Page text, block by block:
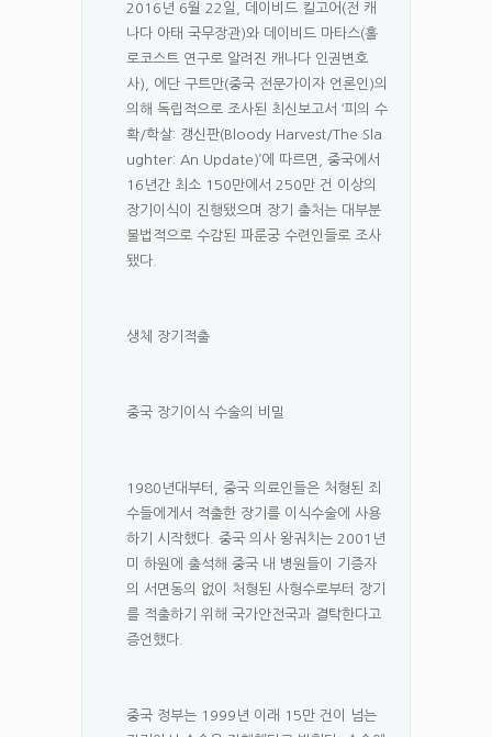
2016년 6월 22일, 데이비드 킬고어(전 캐
나다 아태 국무장관)와 데이비드 마타스(홀
로코스트 연구로 알려진 캐나다 인권변호
사), 에단 구트만(중국 전문가이자 언론인)의
의해 독립적으로 조사된 최신보고서 ‘피의 수
확/학살: 갱신판(Bloody Harvest/The Sla
ughter: An Update)’에 따르면, 중국에서
16년간 최소 150만에서 250만 건 이상의
장기이식이 진행됐으며 장기 출처는 대부분
불법적으로 수감된 파룬궁 수련인들로 조사
됐다.
생체 장기적출
중국 장기이식 수술의 비밀
1980년대부터, 중국 의료인들은 처형된 죄
수들에게서 적출한 장기를 이식수술에 사용
하기 시작했다. 중국 의사 왕궈치는 2001년
미 하원에 출석해 중국 내 병원들이 기증자
의 서면동의 없이 처형된 사형수로부터 장기
를 적출하기 위해 국가안전국과 결탁한다고
증언했다.
중국 정부는 1999년 이래 15만 건이 넘는